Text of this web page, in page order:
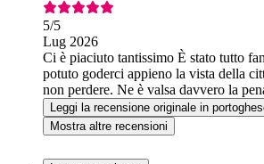
5/5
Lug 2026
Ci è piaciuto tantissimo È stato tutto
potuto goderci appieno la vista della
non perdere. Ne è valsa davvero la
Leggi la recensione originale in
Mostra altre recensioni